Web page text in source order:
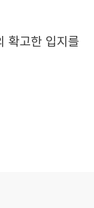
확고한 입지를